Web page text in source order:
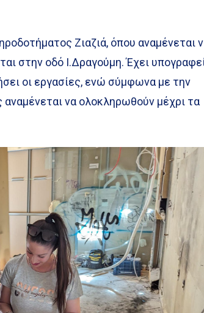
Ζιαζιά, όπου αναμένεται
στην οδό Ι.Δραγούμη. Έχει
οι εργασίες, ενώ σύμφωνα με την
αναμένεται να ολοκληρωθούν μέχρι τα